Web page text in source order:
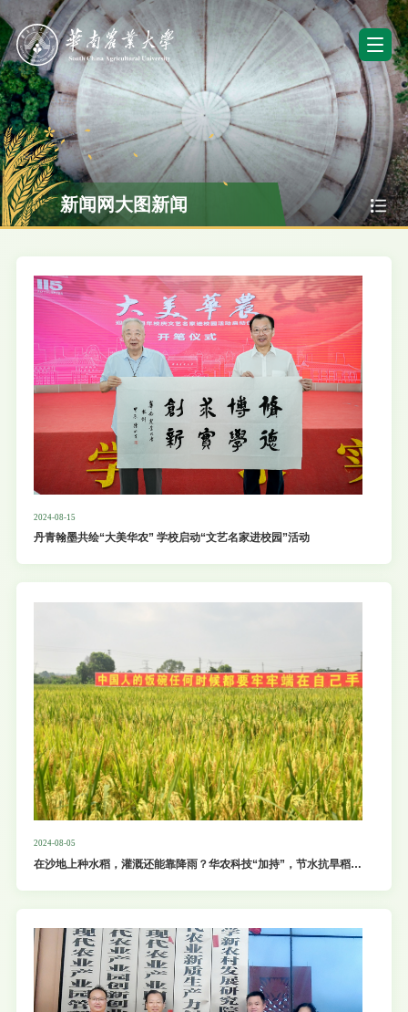
新闻网大图新闻
2024-08-15
丹青翰墨共绘“大美华农” 学校启动“文艺名家进校园”活动
2024-08-05
在沙地上种水稻，灌溉还能靠降雨？华农科技“加持”，节水抗旱稻首